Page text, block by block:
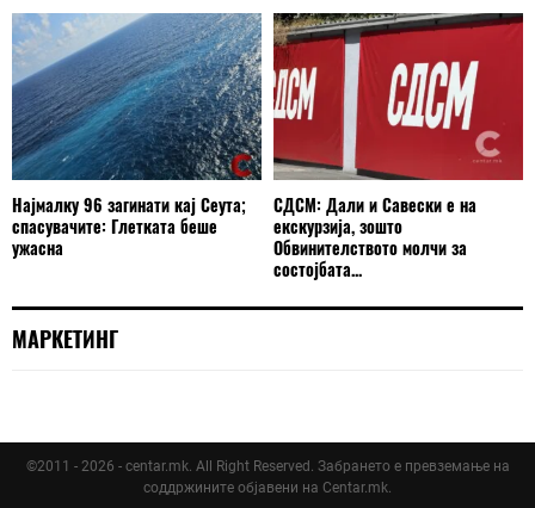
Најмалку 96 загинати кај Сеута;
спасувачите: Глетката беше
ужасна
СДСМ: Дали и Савески е на
екскурзија, зошто
Обвинителството молчи за
состојбата...
МАРКЕТИНГ
©2011 - 2026 - centar.mk. All Right Reserved. Забрането е превземање на
соддржините објавени на Centar.mk.